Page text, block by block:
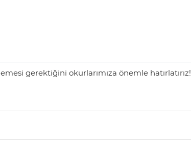
gerektiğini okurlarımıza önemle hatırlatırız!